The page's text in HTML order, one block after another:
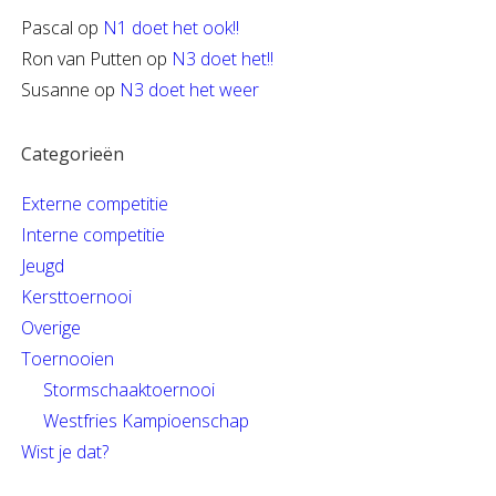
Pascal op N1 doet het ook!!
Ron van Putten op N3 doet het!!
Susanne op N3 doet het weer
Categorieën
Externe competitie
Interne competitie
Jeugd
Kersttoernooi
Overige
Toernooien
Stormschaaktoernooi
Westfries Kampioenschap
Wist je dat?